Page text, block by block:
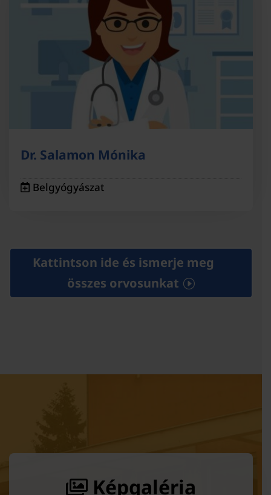
Dr. Salamon Mónika
Belgyógyászat
Kattintson ide és ismerje meg
összes orvosunkat
Képgaléria